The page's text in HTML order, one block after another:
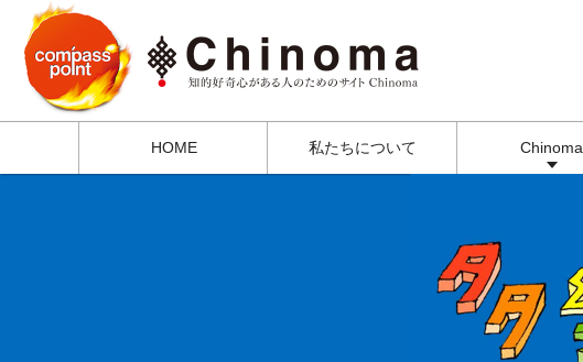
HOME 私たちについて Chinoma